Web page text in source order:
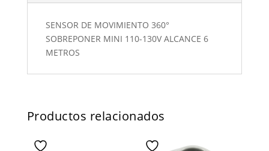
SENSOR DE MOVIMIENTO 360°
SOBREPONER MINI 110-130V ALCANCE 6
METROS
Productos relacionados